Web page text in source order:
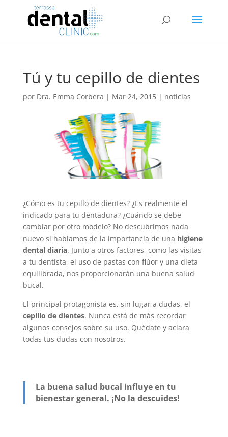
Tú y tu cepillo de dientes
por Dra. Emma Corbera | Mar 24, 2015| noticias
¿Cómo es tu cepillo de dientes? ¿Es realmente el
indicado para tu dentadura? ¿Cuándo se debe
cambiar por otro modelo? No descubrimos nada
nuevo si hablamos de la importancia de una higiene
dental diaria. Junto a otros factores, como las visitas
a tu dentista, el uso de pastas con flúor y una dieta
equilibrada, nos proporcionarán una buena salud
bucal.
El principal protagonista es, sin lugar a dudas, el
cepillo de dientes. Nunca está de más recordar
algunos consejos sobre su uso. Quédate y aclara
todas tus dudas con nosotros.
La buena salud bucal influye en tu
bienestar general. ¡No la descuides!